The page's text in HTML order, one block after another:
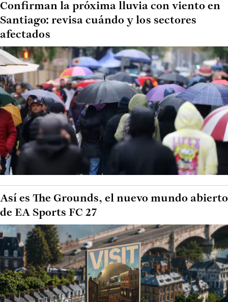
Confirman la próxima lluvia con viento en
Santiago: revisa cuándo y los sectores
afectados
Así es The Grounds, el nuevo mundo abierto
de EA Sports FC 27